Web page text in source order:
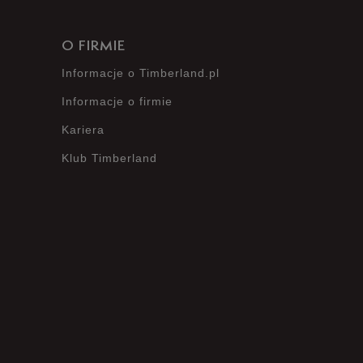
O FIRMIE
Informacje o Timberland.pl
Informacje o firmie
Kariera
Klub Timberland